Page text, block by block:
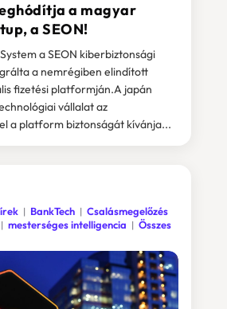
a magyar
a SEON!
a SEON kiberbiztonsági
a nemrégiben elindított
fizetési platformján.A japán
vállalat az
a platform biztonságát kívánja...
BankTech
Csalásmegelőzés
mesterséges intelligencia
Összes